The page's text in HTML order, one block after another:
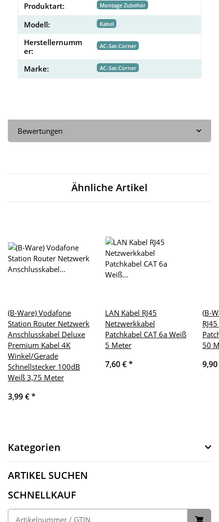
Produktart: Montage Zubehör
Modell: Kabel
Herstellernumm
er:
AC-Sat-Corner
Marke: AC-Sat-Corner
Bewertungen
Ähnliche Artikel
(B-Ware) Vodafone
Station Router Netzwerk
Anschlusskabel Deluxe
Premium Kabel 4K
Winkel/Gerade
Schnellstecker 100dB
Weiß 3,75 Meter
3,99 €*
LAN Kabel RJ45
Netzwerkkabel
Patchkabel CAT 6a Weiß
5 Meter
7,60 €*
(B-
50
Kategorien
ARTIKEL SUCHEN
SCHNELLKAUF